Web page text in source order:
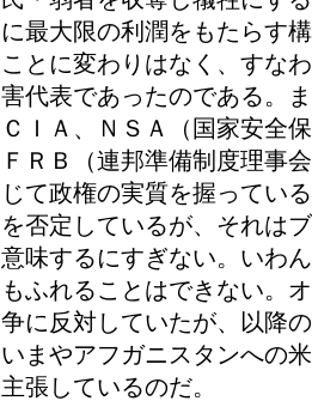
に最大限の利潤をもたらす
ことに変わりはなく、すな
害代表であったのである。
ＣＩＡ、ＮＳＡ（国家安全
ＦＲＢ（連邦準備制度理事
じて政権の実質を握ってい
を否定しているが、それは
意味するにすぎない。いわ
もふれることはできない。
争に反対していたが、以降
いまやアフガニスタンへの
主張しているのだ。